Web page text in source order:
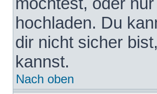
hochladen. Du
dir nicht sicher
kannst.
Nach oben